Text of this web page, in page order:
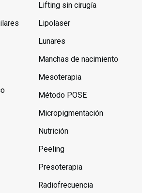
Lifting sin cirugía
Lipolaser
Lunares
Manchas de nacimiento
Mesoterapia
Método POSE
Micropigmentación
Nutrición
Peeling
Presoterapia
Radiofrecuencia